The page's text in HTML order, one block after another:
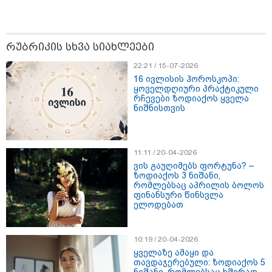
დროს ელვამ დაარტყა,
ვრცელდება ტრაგიკული
მომენტის ამსახველი კადრები
ტაილანდიდან
10:29 / 09-08-2026
"ვერასდროს ვიფიქრებდი, რომ
ჩვენი ცხოვრება შენთან ერთად
ასეთ არარომანტიკულ ფაზაში
შევიდოდა" - თეონა კონტრიძე
ქორწინებიდან 18 წლის თავზე
ქმარს ემოციურ "პოსტს" უძღვნის
თბილისი - ანტალია 772.00
ლარიდან
რუბრიკის სხვა სიახლეები
22:21 / 15-07-2026
16 ივლისის ჰოროსკოპი:
ყოველდღიური პრაქტიკული
რჩევები ზოდიაქოს ყველა
ნიშნისთვის
11:11 / 20-04-2026
ვის გაუღიმებს ფორტუნა? –
ზოდიაქოს 3 ნიშანი,
რომლებსაც აპრილის ბოლოს
ფინანსური წინსვლა
ელოდებათ
10:19 / 20-04-2026
ყველაზე ამაყი და
თავდაჯერებული: ზოდიაქოს 5